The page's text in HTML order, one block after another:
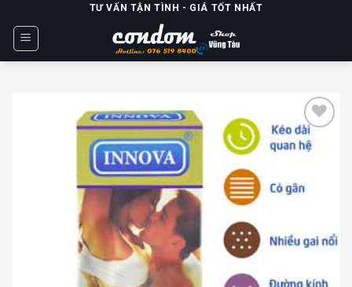
content
TƯ VẤN TẬN TÌNH - GIÁ TỐT NHẤT
wishlist